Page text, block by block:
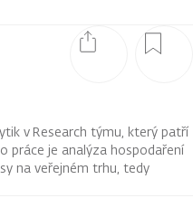
v Research týmu, který patří
práce je analýza hospodaření
na veřejném trhu, tedy